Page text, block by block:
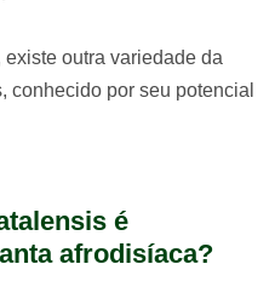
outra variedade da
conhecido por seu potencial
é
afrodisíaca?